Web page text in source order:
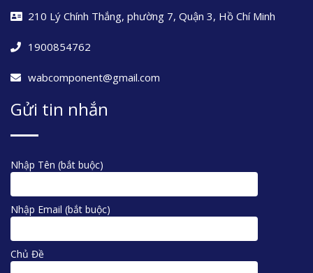
210 Lý Chính Thắng, phường 7, Quận 3, Hồ Chí Minh
1900854762
wabcomponent@gmail.com
Gửi tin nhắn
Nhập Tên (bắt buộc)
Nhập Email (bắt buộc)
Chủ Đề